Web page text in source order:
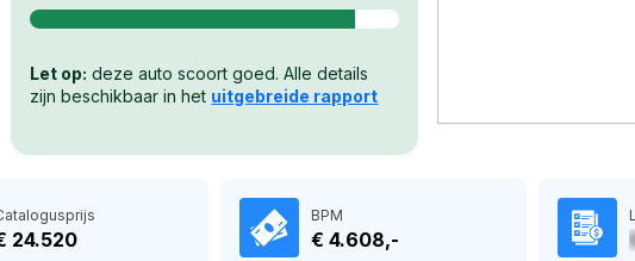
Let op: deze auto scoort goed. Alle details
zijn beschikbaar in het uitgebreide rapport
24.520
BPM
€ 4.608,-